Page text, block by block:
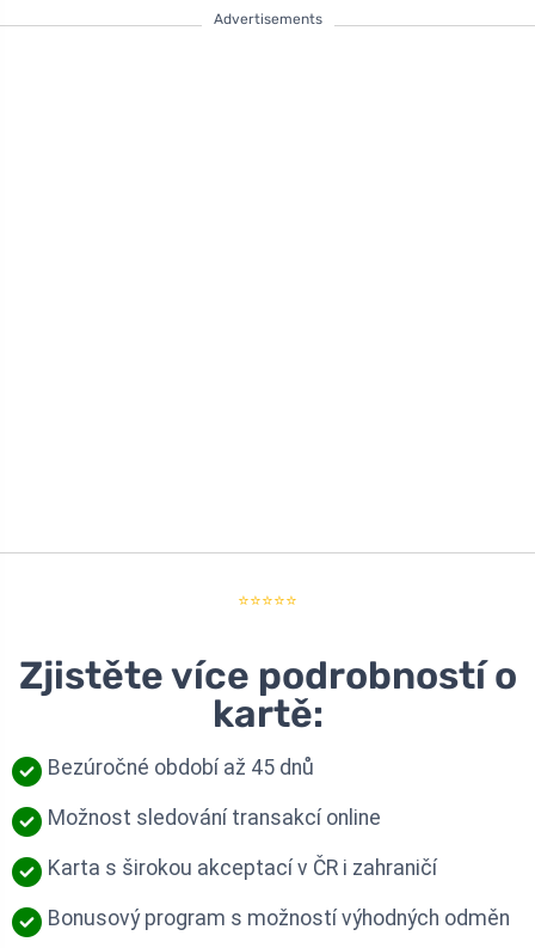
Advertisements
⭐⭐⭐⭐⭐
Zjistěte více podrobností o
kartě:
Bezúročné období až 45 dnů
Možnost sledování transakcí online
Karta s širokou akceptací v ČR i zahraničí
Bonusový program s možností výhodných odměn